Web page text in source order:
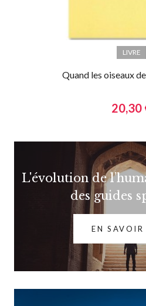
LIVRE
Quand les oiseaux
20,30
L'évolution de
des guides
EN SAVOIR